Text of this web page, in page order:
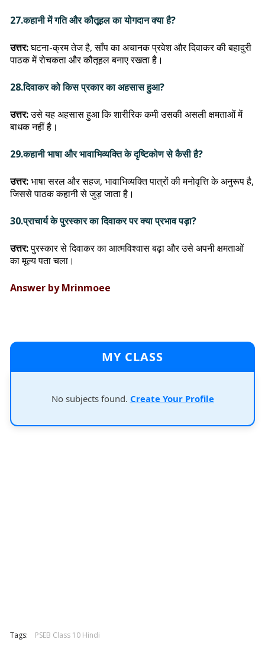
27.कहानी में गति और कौतूहल का योगदान क्या है?
उत्तर:घटना-क्रम तेज है, साँप का अचानक प्रवेश और दिवाकर की बहादुरी
पाठक में रोचकता और कौतूहल बनाए रखता है।
28.दिवाकर को किस प्रकार का अहसास हुआ?
उत्तर:उसे यह अहसास हुआ कि शारीरिक कमी उसकी असली क्षमताओं में
बाधक नहीं है।
29.कहानी भाषा और भावाभिव्यक्ति के दृष्टिकोण से कैसी है?
उत्तर:भाषा सरल और सहज, भावाभिव्यक्ति पात्रों की मनोवृत्ति के अनुरूप है,
जिससे पाठक कहानी से जुड़ जाता है।
30.प्राचार्य के पुरस्कार का दिवाकर पर क्या प्रभाव पड़ा?
उत्तर:पुरस्कार से दिवाकर का आत्मविश्वास बढ़ा और उसे अपनी क्षमताओं
का मूल्य पता चला।
Answer by Mrinmoee
MY CLASS
No subjects found. Create Your Profile
Tags: PSEB Class 10 Hindi